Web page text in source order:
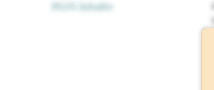
PLUS Inhalte